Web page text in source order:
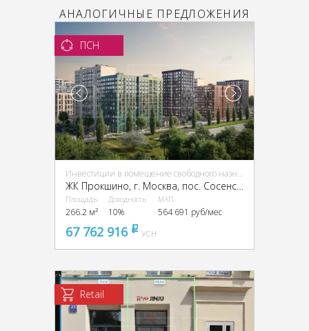
АНАЛОГИЧНЫЕ ПРЕДЛОЖЕНИЯ
ПСН
Инвестиции в помещение свободного назначения (ПСН)
ЖК Прокшино, г. Москва, пос. Сосенское, ЖК Прокшино, Прокшинский пр-кт, 9
Площадь
266.2 м²
Доходность
10%
МАП
564 691 руб/мес
67 762 916 pуб
УСН
Retail